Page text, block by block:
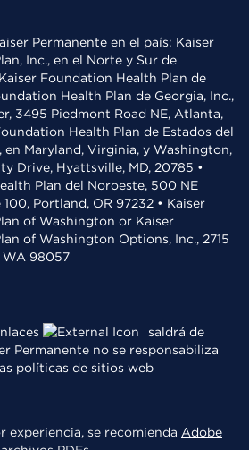
Permanente en el país: Kaiser
Inc., en el Norte y Sur de
Foundation Health Plan de
Health Plan de Georgia, Inc.,
3495 Piedmont Road NE, Atlanta,
Health Plan de Estados del
en Maryland, Virginia, y Washington,
Drive, Hyattsville, MD, 20785 •
Plan del Noroeste, 500 NE
Portland, OR 97232 • Kaiser
of Washington or Kaiser
of Washington Options, Inc., 2715
WA 98057
saldrá de
Permanente no se responsabiliza
políticas de sitios web
experiencia, se recomienda Adobe